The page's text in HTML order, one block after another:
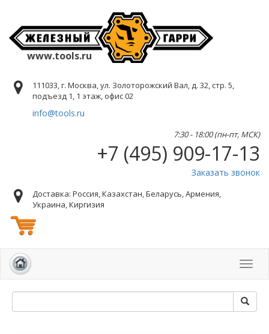
www.tools.ru
111033, г. Москва, ул. Золоторожский Вал, д. 32, стр. 5,
подъезд 1, 1 этаж, офис 02
info@tools.ru
7:30 - 18:00 (пн-пт, МСК)
+7 (495) 909-17-13
Заказать звонок
Доставка: Россия, Казахстан, Беларусь, Армения,
Украина, Киргизия